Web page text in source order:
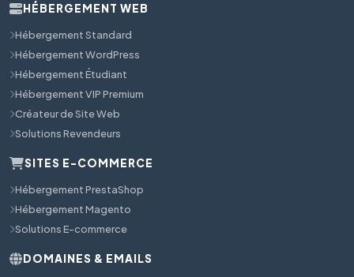
HÉBERGEMENT WEB
Hébergement Standard
Hébergement WordPress
Hébergement Étudiant
Hébergement VIP Premium
Créateur de Site Web
Solutions Revendeurs
SITES E-COMMERCE
Hébergement PrestaShop
Hébergement Magento
Solutions E-commerce
DOMAINES & EMAILS